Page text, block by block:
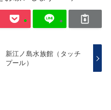
新江ノ島水族館（タッチ
プール）